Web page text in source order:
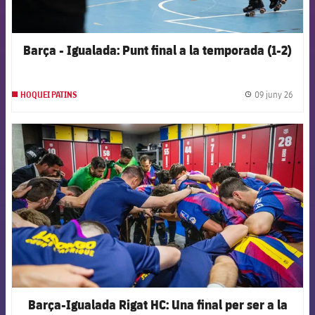
Barça - Igualada: Punt final a la temporada (1-2)
HOQUEI PATINS 09 juny 26
FCB Barcelona badge
Barça-Igualada Rigat HC: Una final per ser a la